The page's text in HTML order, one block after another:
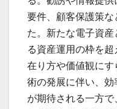
要件、顧客保護策な
た。新たな電子資
る資産運用の枠を
在り方や価値観に
術の発展に伴い、
が期待される一方